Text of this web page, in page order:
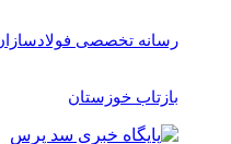
رسانه تخصصی
بازتاب خوزستان